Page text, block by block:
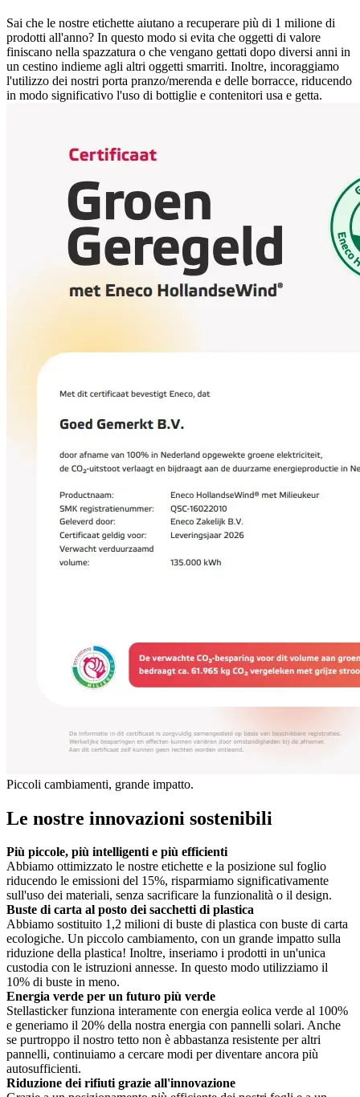
Sai che le nostre etichette aiutano a recuperare più di 1 milione di
prodotti all'anno? In questo modo si evita che oggetti di valore
finiscano nella spazzatura o che vengano gettati dopo diversi anni in
un cestino indieme agli altri oggetti smarriti. Inoltre, incoraggiamo
l'utilizzo dei nostri porta pranzo/merenda e delle borracce, riducendo
in modo significativo l'uso di bottiglie e contenitori usa e getta.
Piccoli cambiamenti, grande impatto.
Le nostre innovazioni sostenibili
Più piccole, più intelligenti e più efficienti
Abbiamo ottimizzato le nostre etichette e la posizione sul foglio
riducendo le emissioni del 15%, risparmiamo significativamente
sull'uso dei materiali, senza sacrificare la funzionalità o il design.
Buste di carta al posto dei sacchetti di plastica
Abbiamo sostituito 1,2 milioni di buste di plastica con buste di carta
ecologiche. Un piccolo cambiamento, con un grande impatto sulla
riduzione della plastica! Inoltre, inseriamo i prodotti in un'unica
custodia con le istruzioni annesse. In questo modo utilizziamo il
10% di buste in meno.
Energia verde per un futuro più verde
Stellasticker funziona interamente con energia eolica verde al 100%
e generiamo il 20% della nostra energia con pannelli solari. Anche
se purtroppo il nostro tetto non è abbastanza resistente per altri
pannelli, continuiamo a cercare modi per diventare ancora più
autosufficienti.
Riduzione dei rifiuti grazie all'innovazione